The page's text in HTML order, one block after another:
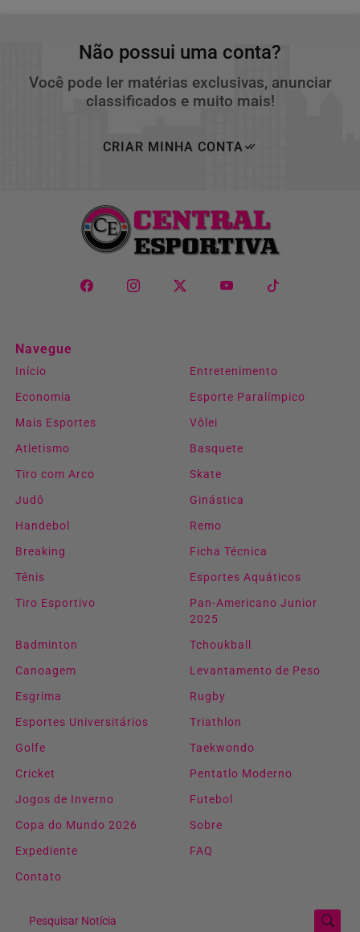
Não possui uma conta?
Você pode ler matérias exclusivas, anunciar
classificados e muito mais!
CRIAR MINHA CONTA
Navegue
Início
Entretenimento
Economia
Esporte Paralímpico
Mais Esportes
Vôlei
Atletismo
Basquete
Tiro com Arco
Skate
Judô
Ginástica
Handebol
Remo
Breaking
Ficha Técnica
Tênis
Esportes Aquáticos
Tiro Esportivo
Pan-Americano Junior
2025
Badminton
Tchoukball
Canoagem
Levantamento de Peso
Esgrima
Rugby
Esportes Universitários
Triathlon
Golfe
Taekwondo
Cricket
Pentatlo Moderno
Jogos de Inverno
Futebol
Copa do Mundo 2026
Sobre
Expediente
FAQ
Contato